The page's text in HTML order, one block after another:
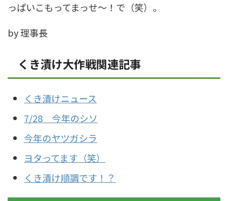
っぱいこもってまっせ〜！で（笑）。
by 理事長
くき漬け大作戦関連記事
くき漬けニュース
7/28 今年のシソ
今年のヤツガシラ
ヨタってます（笑）
くき漬け順調です！？